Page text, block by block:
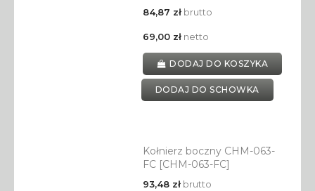
84,87 złbrutto
69,00 złnetto
DODAJ DO KOSZYKA
DODAJ DO SCHOWKA
Kołnierz boczny CHM-063-
FC [CHM-063-FC]
93,48 złbrutto